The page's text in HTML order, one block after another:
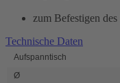
zum Befestigen
Technische Daten
Aufspanntisch
Ø